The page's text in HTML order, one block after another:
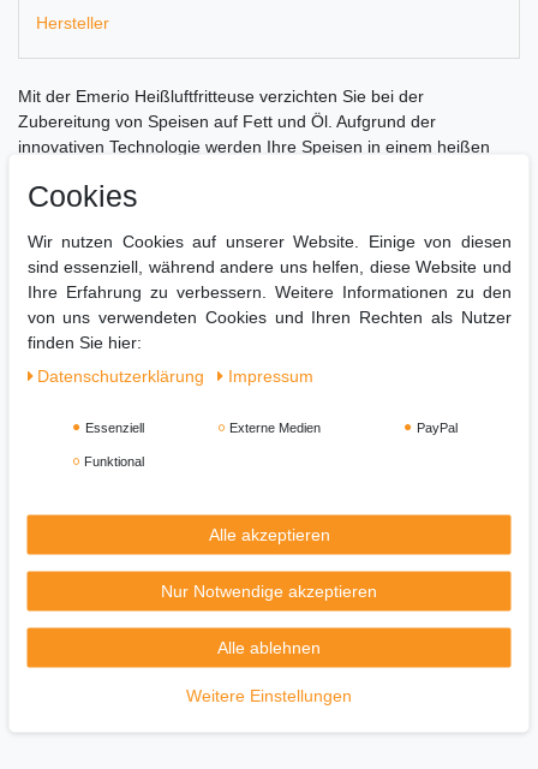
Hersteller
Mit der Emerio Heißluftfritteuse verzichten Sie bei der
Zubereitung von Speisen auf Fett und Öl. Aufgrund der
innovativen Technologie werden Ihre Speisen in einem heißen
Der Vorteil des Backofens liegt im effektiven Garraum, der die
den Kochprozess beschleunigt.
Sie erhalten ein 1300 Watt starkes Küchengerät, mit dem Sie
Pommes, Fisch, Fleisch, Gemüse und Desserts durch die
verschiedenen Programme problemlos zubereiten können.
Die Fritteuse ist mit einem großen Gesamtvolumen von 4.5 Litern
frittieren.
Details:
Leistung 1300 Watt
Manuell einstellbarer Timer
Maße: ca. 28 x 37x 28 cm
Gewicht: ca. 3.2 Kg
Farbe schwarz
Cookies
Wir nutzen Cookies auf unserer Website. Einige von diesen
sind essenziell, während andere uns helfen, diese Website und
Ihre Erfahrung zu verbessern. Weitere Informationen zu den
von uns verwendeten Cookies und Ihren Rechten als Nutzer
finden Sie hier:
Daten­schutz­erklärung
Impressum
Essenziell Externe Medien PayPal
Funktional
Alle akzeptieren
Nur Notwendige akzeptieren
Alle ablehnen
Weitere Einstellungen